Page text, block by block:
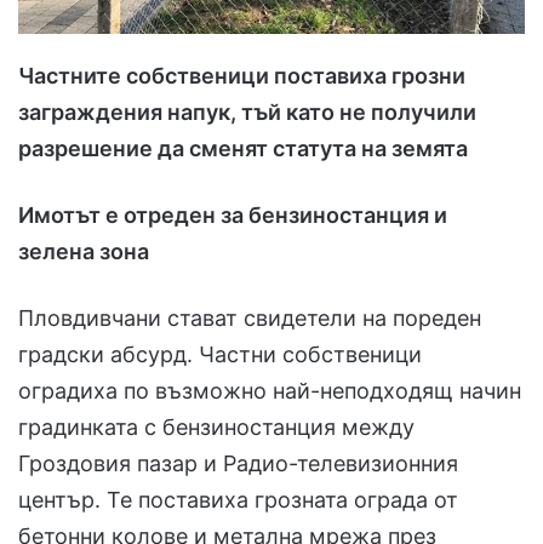
Частните собственици поставиха грозни
заграждения напук, тъй като не получили
разрешение да сменят статута на земята
Имотът е отреден за бензиностанция и
зелена зона
Пловдивчани стават свидетели на пореден
градски абсурд. Частни собственици
оградиха по възможно най-неподходящ начин
градинката с бензиностанция между
Гроздовия пазар и Радио-телевизионния
център. Те поставиха грозната ограда от
бетонни колове и метална мрежа през